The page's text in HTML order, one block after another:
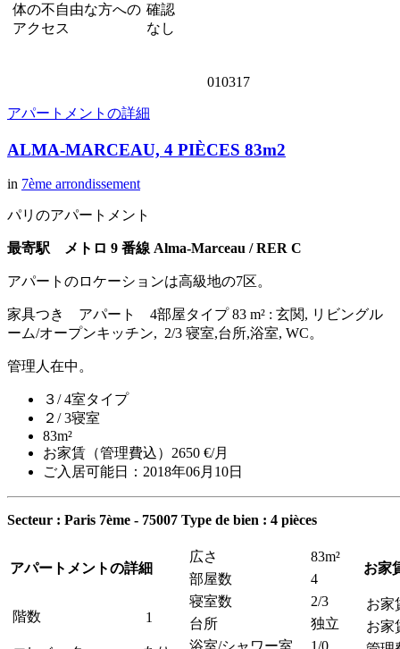
体の不自由な方への
アクセス
確認
なし
010317
アパートメントの詳細
ALMA-MARCEAU, 4 PIÈCES 83m2
in 7ème arrondissement
パリのアパートメント
最寄駅 メトロ 9 番線 Alma-Marceau / RER C
アパートのロケーションは高級地の7区。
家具つき アパート 4部屋タイプ 83 m² : 玄関, リビングル
ーム/オープンキッチン, 2/3 寝室,台所,浴室, WC。
管理人在中。
３/ 4室タイプ
２/ 3寝室
83m²
お家賃（管理費込）2650 €/月
ご入居可能日：2018年06月10日
Secteur : Paris 7ème - 75007 Type de bien : 4 pièces
アパートメントの詳細
階数 1
広さ
83m²
部屋数
4
寝室数
2/3
台所
独立
お家
お家
お